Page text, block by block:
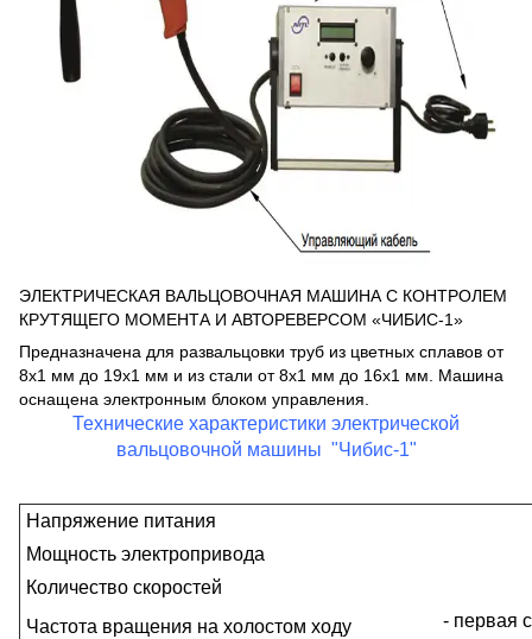
ЭЛЕКТРИЧЕСКАЯ ВАЛЬЦОВОЧНАЯ МАШИНА С КОНТРОЛЕМ
КРУТЯЩЕГО МОМЕНТА И АВТОРЕВЕРСОМ «ЧИБИС-1»
Предназначена для развальцовки труб из цветных сплавов от
8х1 мм до 19х1 мм и из стали от 8х1 мм до 16х1 мм. Машина
оснащена электронным блоком управления.
Технические характеристики электрической
вальцовочной машины "Чибис-1"
Напряжение питания
Мощность электропривода
Количество скоростей
Частота вращения на холостом ходу
- первая